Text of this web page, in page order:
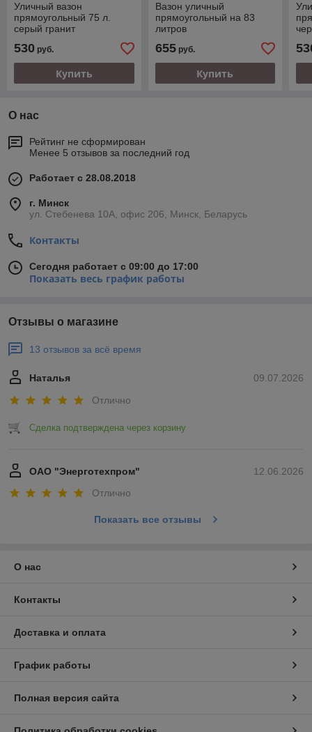
Уличный вазон
прямоугольный 75 л.
серый гранит
530 руб.
Купить
Вазон уличный
прямоугольный на 83
литров
655руб.
Купить
О нас
Рейтинг не сформирован
Менее 5 отзывов за последний год
Работает с 28.08.2018
г. Минск
ул. Стебенева 10А, офис 206, Минск, Беларусь
Контакты
Сегодня работает с 09:00 до 17:00
Показать весь график работы
Отзывы о магазине
13 отзывов за всё время
09.07.2026
Наталья
Отлично
Сделка подтверждена через корзину
12.06.2026
ОАО "Энерготехпром"
Отлично
Показать все отзывы
О нас
Контакты
Доставка и оплата
График работы
Полная версия сайта